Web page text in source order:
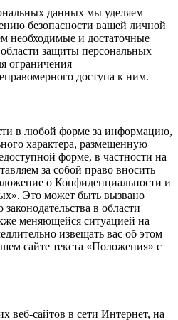
данных мы уделяем
безопасности вашей личной
и достаточные
защиты персональных
ограничения
доступа к ним.
в любой форме за информацию,
характера, размещенную
форме, в частности на
за собой право вносить
о Конфиденциальности и
Это может быть вызвано
в области
меняющейся ситуацией на
извещать вас об этом
сайте текста «Положения» с
веб-сайтов в сети Интернет, на